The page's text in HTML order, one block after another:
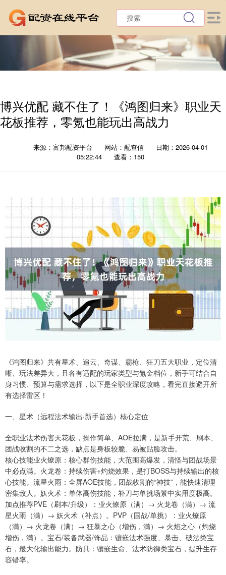
博兴优配 藏不住了！《鸿图归来》职业天
花板推荐，零氪也能玩出高战力
来源：富邦配资平台 网站：配查信
日期：2026-04-01
05:22:44
查看：150
《鸿图归来》共有星术、追云、奇谋、霸枪、狂刀五大职业，定位清
晰、玩法差异大，且各有适配的玩家类型与氪金档位，新手可结合自
身习惯、预算与需求选择，以下是全职业深度攻略，看完直接避开所
有选择雷区！
一、星术（远程法术输出·新手首选）核心定位
全职业法术伤害天花板，操作简单、AOE拉满，是新手开荒、刷本、
团战收割的不二之选，缺点是身板较脆、易被贴脸攻击。
核心技能业火燎原：核心群伤技能，大范围高爆发，清怪与团战场景
中必点满。火龙卷：持续伤害+灼烧效果，是打BOSS与持续输出的核
心技能。流星火雨：全屏AOE技能，团战收割的“神技”，能快速清理
密集敌人。妖火术：单体高伤技能，补刀与单挑场景中实用度极高。
加点推荐PVE（刷本/升级）：业火燎原（满）→ 火龙卷（满）→ 流
星火雨（满）→ 妖火术（补点）。PVP（国战/单挑）：业火燎原
（满）→ 火龙卷（满）→ 狂暴之心（增伤，满）→ 火焰之心（灼烧
增伤，满）。宝石/装备武器/饰品：镶嵌法术强度、暴击、破法类宝
石，最大化输出能力。防具：镶嵌生命、法术防御类宝石，提升生存
容错率。